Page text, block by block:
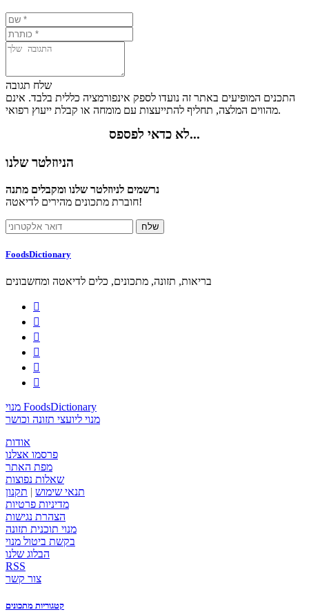
שלח תגובה
התכנים המופיעים באתר זה נועדו לספק אינפורמציה כללית בלבד. אינם
מהווים המלצה, תחליף להתייעצות עם מומחה או קבלת ייעוץ רפואי.
לא כדאי לפספס...
הניוזלטר שלנו
נרשמים לניוזלטר שלנו ומקבלים מתנה
חוברת מתכונים מהירים לדיאטה!
FoodsDictionary
בריאות, תזונה, מתכונים, כלים לדיאטה ומחשבונים






מנוי FoodsDictionary
מנוי ליועצי תזונה וכושר
אודות
פרסמו אצלנו
מפת האתר
שאלות נפוצות
תנאי שימוש | תקנון
מדיניות פרטיות
הצהרת נגישות
מנוי תוכנית תזונה
בקשת ביטול מנוי
הבלוג שלנו
RSS
צור קשר
קטגוריות מתכונים